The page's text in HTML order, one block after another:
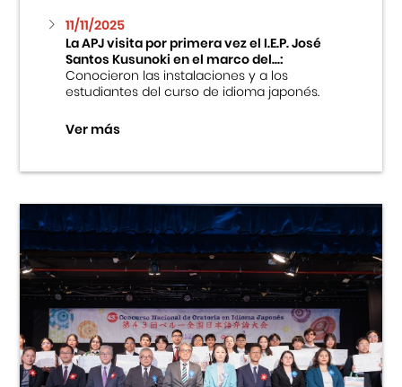
11/11/2025
La APJ visita por primera vez el I.E.P. José
Santos Kusunoki en el marco del...:
Conocieron las instalaciones y a los
estudiantes del curso de idioma japonés.
Ver más